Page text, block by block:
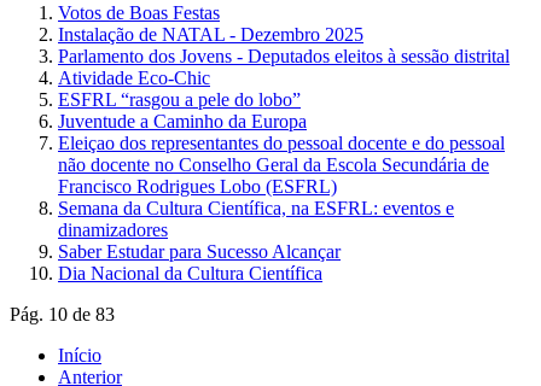
Votos de Boas Festas
Instalação de NATAL - Dezembro 2025
Parlamento dos Jovens - Deputados eleitos à sessão distrital
Atividade Eco-Chic
ESFRL “rasgou a pele do lobo”
Juventude a Caminho da Europa
Eleiçao dos representantes do pessoal docente e do pessoal
não docente no Conselho Geral da Escola Secundária de
Francisco Rodrigues Lobo (ESFRL)
Semana da Cultura Científica, na ESFRL: eventos e
dinamizadores
Saber Estudar para Sucesso Alcançar
Dia Nacional da Cultura Científica
Pág. 10 de 83
Início
Anterior